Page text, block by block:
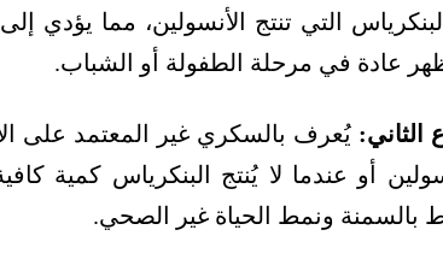
التي تنتج الأنسولين، مما يؤدي
عادة في مرحلة الطفولة أو الشباب.
يُعرف بالسكري غير المعتمد على
أو عندما لا يُنتج البنكرياس كمية
بالسمنة ونمط الحياة غير الصحي.